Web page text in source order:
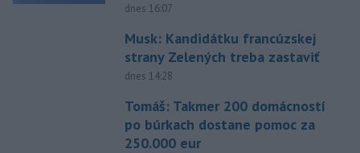
dnes 16:07
Musk: Kandidátku francúzskej
strany Zelených treba zastaviť
dnes 14:28
Tomáš: Takmer 200 domácností
po búrkach dostane pomoc za
250.000 eur